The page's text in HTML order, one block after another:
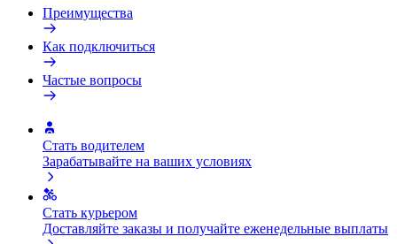
Преимущества
Как подключиться
Частые вопросы
Стать водителем
Зарабатывайте на ваших условиях
Стать курьером
Доставляйте заказы и получайте еженедельные выплаты